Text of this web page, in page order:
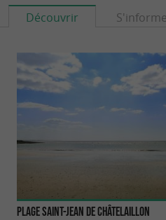
Découvrir
Plage Saint-Jean de Châtelaillon